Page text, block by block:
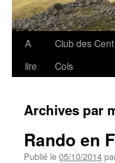
A
lire
Club des Cent
Cols
Archives par
Rando en
Publié le05/10/2014